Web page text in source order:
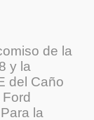
de la
y la
del Caño
la